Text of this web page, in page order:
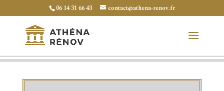
06 14 31 66 43 contact@athena-renov.fr